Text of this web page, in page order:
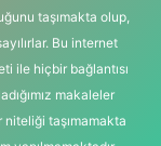
taşımakta olup,
Bu internet
ile hiçbir bağlantısı
makaleler
niteliği taşımamakta